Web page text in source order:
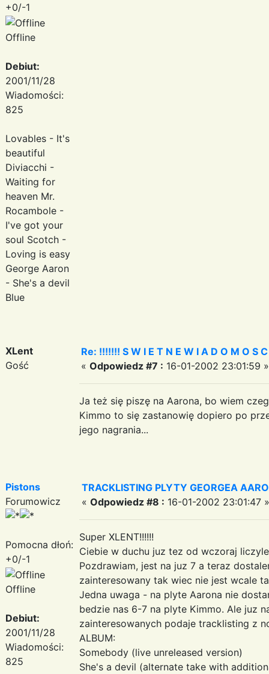
+0/-1
Offline
Debiut:
2001/11/28
Wiadomości:
825
Lovables - It's
beautiful
Diviacchi -
Waiting for
heaven Mr.
Rocambole -
I've got your
soul Scotch -
Loving is easy
George Aaron
- She's a devil
Blue
XLent
Gość
Re: !!!!!!! S W I E T N E W I A D O M O S
« Odpowiedz #7 : 16-01-2002 23:01:59 »
Ja też się piszę na Aarona, bo wiem
Kimmo to się zastanowię dopiero po
jego nagrania...
Pistons
Forumowicz
Pomocna dłoń:
+0/-1
Offline
Debiut:
2001/11/28
Wiadomości:
825
TRACKLISTING PLYTY GEORGEA
« Odpowiedz #8 : 16-01-2002 23:01:47 »
Super XLENT!!!!!!
Ciebie w duchu juz tez od wczoraj
Pozdrawiam, jest na juz 7 a teraz
zainteresowany tak wiec nie jest wcale
Jedna uwaga - na plyte Aarona nie
bedzie nas 6-7 na plyte Kimmo. Ale juz
zainteresowanych podaje tracklisting z
ALBUM:
Somebody (live unreleased version)
She's a devil (alternate take with